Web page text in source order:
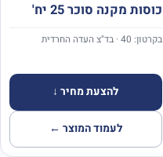
כוסות מקנה סוכר 25 יח'
בקרטון: 40 · בד"צ העדה החרדית
להצעת מחיר ↓
לעמוד המוצר ←